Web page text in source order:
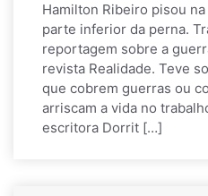
Hamilton Ribeiro pisou
parte inferior da perna.
reportagem sobre a
revista Realidade. Teve
que cobrem guerras ou
arriscam a vida no
escritora Dorrit […]